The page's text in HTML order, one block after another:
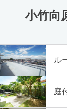
小竹向
ル
庭